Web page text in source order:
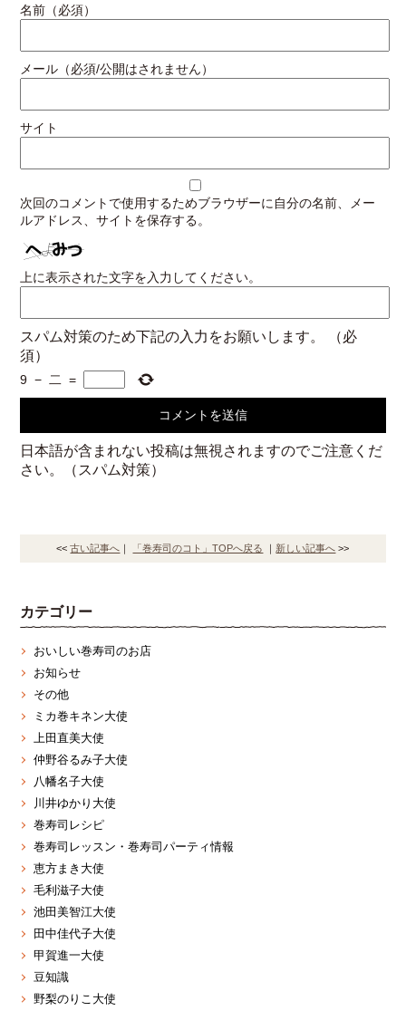
名前（必須）
メール（必須/公開はされません）
サイト
次回のコメントで使用するためブラウザーに自分の名前、メー
ルアドレス、サイトを保存する。
上に表示された文字を入力してください。
スパム対策のため下記の入力をお願いします。
（必
須）
9 − 二 =
日本語が含まれない投稿は無視されますのでご注意くだ
さい。（スパム対策）
<<古い記事へ ｜ 「巻寿司のコト」TOPへ戻る ｜ 新しい記事へ >>
カテゴリー
おいしい巻寿司のお店
お知らせ
その他
ミカ巻キネン大使
上田直美大使
仲野谷るみ子大使
八幡名子大使
川井ゆかり大使
巻寿司レシピ
巻寿司レッスン・巻寿司パーティ情報
恵方まき大使
毛利滋子大使
池田美智江大使
田中佳代子大使
甲賀進一大使
豆知識
野梨のりこ大使